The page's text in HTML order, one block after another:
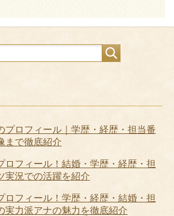
プロフィール｜学歴・経歴・担当番
まで徹底紹介
ロフィール！結婚・学歴・経歴・担
実況での活躍を紹介
ロフィール！学歴・経歴・結婚・担
実力派アナの魅力を徹底紹介